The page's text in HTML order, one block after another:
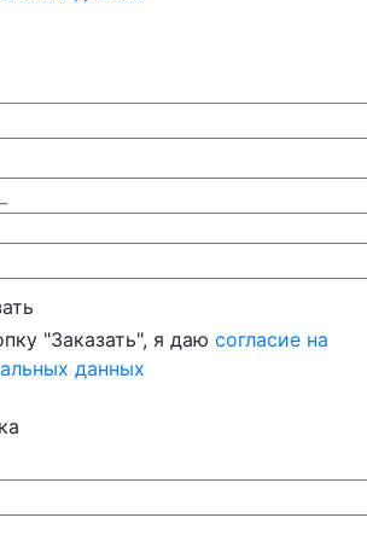
"Заказать", я даю согласие на
данных